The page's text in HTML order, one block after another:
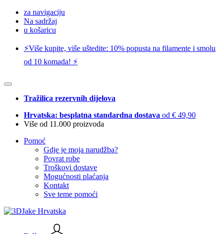
za navigaciju
Na sadržaj
u košaricu
⚡️Više kupite, više uštedite: 10% popusta na filamente i smolu
od 10 komada! ⚡️
Tražilica rezervnih dijelova
Hrvatska: besplatna standardna dostava od € 49,90
Više od 11.000 proizvoda
Pomoć
Gdje je moja narudžba?
Povrat robe
Troškovi dostave
Mogućnosti plaćanja
Kontakt
Sve teme pomoći